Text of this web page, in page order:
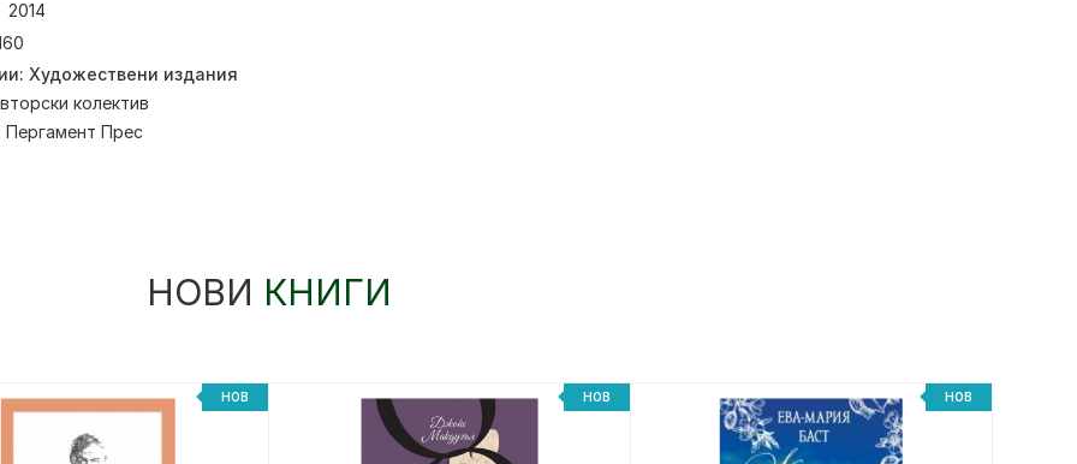
2014
Художествени издания
колектив
Пергамент Прес
НОВИ КНИГИ
НОВ НОВ НОВ